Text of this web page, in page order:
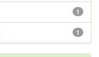
1
1